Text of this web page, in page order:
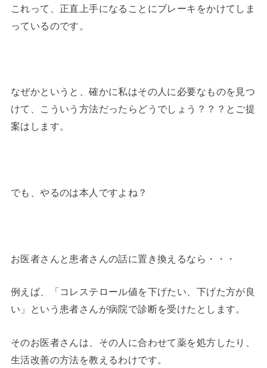
これって、正直上手になることにブレーキをかけてしま
っているのです。
なぜかというと、確かに私はその人に必要なものを見つ
けて、こういう方法だったらどうでしょう？？？とご提
案はします。
でも、やるのは本人ですよね？
お医者さんと患者さんの話に置き換えるなら・・・
例えば、「コレステロール値を下げたい、下げた方が良
い」という患者さんが病院で診断を受けたとします。
そのお医者さんは、その人に合わせて薬を処方したり、
生活改善の方法を教えるわけです。